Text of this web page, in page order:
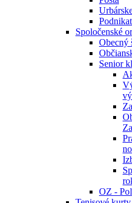
Spoločenské
Obecný
Senior
OZ -